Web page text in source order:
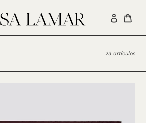
Ingresar
23 artículos